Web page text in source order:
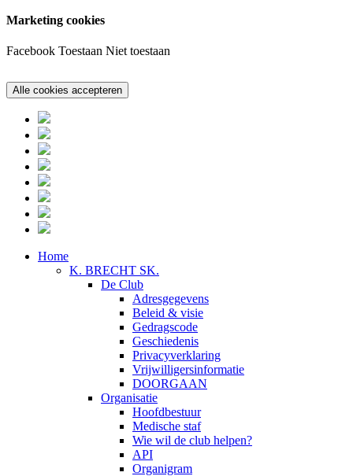
Marketing cookies
Facebook Toestaan Niet toestaan
Home
K. BRECHT SK.
De Club
Adresgegevens
Beleid & visie
Gedragscode
Geschiedenis
Privacyverklaring
Vrijwilligersinformatie
DOORGAAN
Organisatie
Hoofdbestuur
Medische staf
Wie wil de club helpen?
API
Organigram